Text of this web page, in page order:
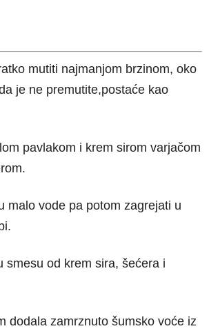
mutiti najmanjom brzinom, oko
je ne premutite,postaće kao
pavlakom i krem sirom varjačom
malo vode pa potom zagrejati u
smesu od krem sira, šećera i
dodala zamrznuto šumsko voće iz